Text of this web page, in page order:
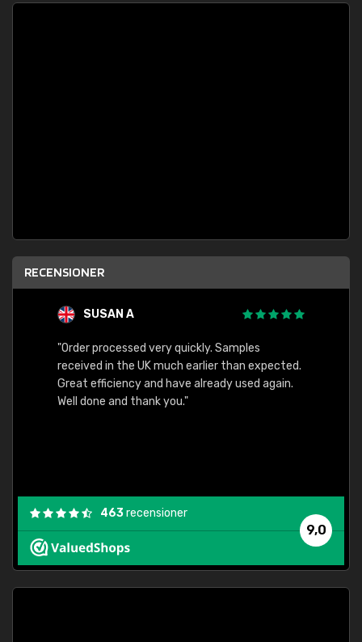
RECENSIONER
SUSAN A
"Order processed very quickly. Samples
received in the UK much earlier than expected.
Great efficiency and have already used again.
Well done and thank you."
9,0
463recensioner